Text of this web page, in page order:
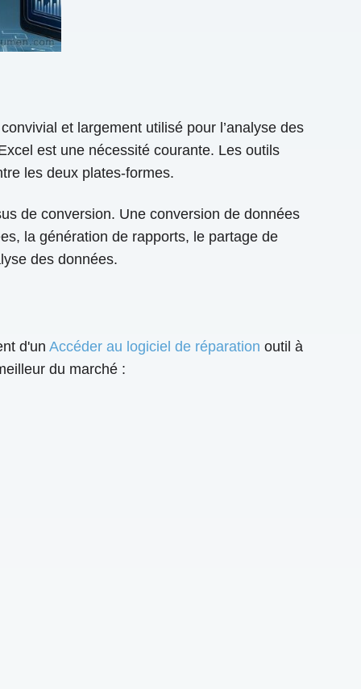
et largement utilisé pour l’analyse des
est une nécessité courante. Les outils
les deux plates-formes.
de conversion. Une conversion de données
la génération de rapports, le partage de
des données.
d'un Accéder au logiciel de réparation outil à
du marché :